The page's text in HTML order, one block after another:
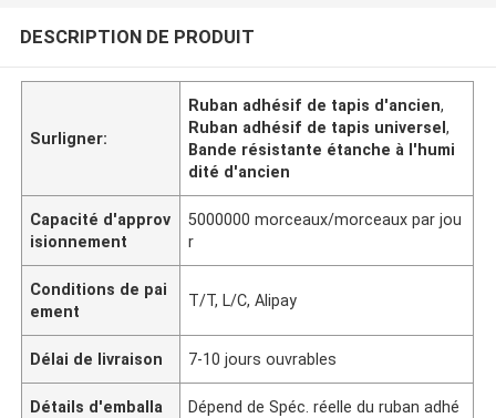
DESCRIPTION DE PRODUIT
Surligner:
Ruban adhésif de tapis d'ancien,
Ruban adhésif de tapis universel,
Bande résistante étanche à l'humi
dité d'ancien
Capacité d'approv
isionnement
5000000 morceaux/morceaux par jou
r
Conditions de pai
ement
T/T, L/C, Alipay
Délai de livraison 7-10 jours ouvrables
Détails d'emballa
Dépend de Spéc. réelle du ruban adhé